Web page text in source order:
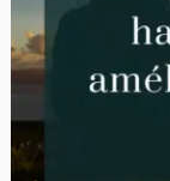
améliorer
sa
de